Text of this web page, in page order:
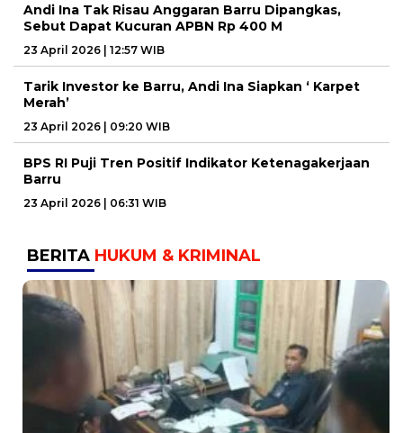
Andi Ina Tak Risau Anggaran Barru Dipangkas,
Sebut Dapat Kucuran APBN Rp 400 M
23 April 2026 | 12:57 WIB
Tarik Investor ke Barru, Andi Ina Siapkan ‘ Karpet
Merah’
23 April 2026 | 09:20 WIB
BPS RI Puji Tren Positif Indikator Ketenagakerjaan
Barru
23 April 2026 | 06:31 WIB
BERITA HUKUM & KRIMINAL